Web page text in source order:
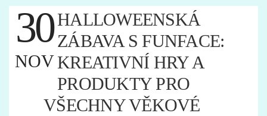
30
NOV
HALLOWEENSKÁ
ZÁBAVA S FUNFACE:
KREATIVNÍ HRY A
PRODUKTY PRO
VŠECHNY VĚKOVÉ